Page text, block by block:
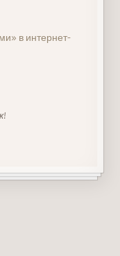
в интернет-